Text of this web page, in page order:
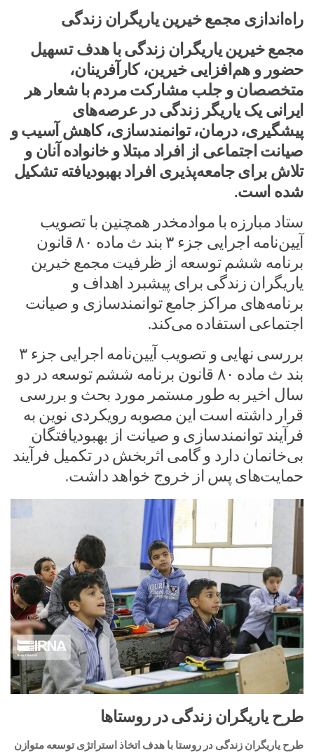
راه‌اندازی مجمع خیرین یاریگران زندگی
مجمع خیرین یاریگران زندگی با هدف تسهیل
حضور و هم‌افزایی خیرین، کارآفرینان،
متخصصان و جلب مشارکت مردم با شعار هر
ایرانی یک یاریگر زندگی در عرصه‌های
پیشگیری، درمان، توانمندسازی، کاهش آسیب و
صیانت اجتماعی از افراد مبتلا و خانواده آنان و
تلاش برای جامعه‌پذیری افراد بهبودیافته تشکیل
شده است.
ستاد مبارزه با موادمخدر همچنین با تصویب
آیین‌نامه اجرایی جزء ۳ بند ث ماده ۸۰ قانون
برنامه ششم توسعه از ظرفیت مجمع خیرین
یاریگران زندگی برای پیشبرد اهداف و
برنامه‌های مراکز جامع توانمندسازی و صیانت
اجتماعی استفاده می‌کند.
بررسی نهایی و تصویب آیین‌نامه اجرایی جزء ۳
بند ث ماده ۸۰ قانون برنامه ششم توسعه در دو
سال اخیر به طور مستمر مورد بحث و بررسی
قرار داشته است این مصوبه رویکردی نوین به
فرآیند توانمندسازی و صیانت از بهبودیافتگان
بی‌خانمان دارد و گامی اثربخش در تکمیل فرآیند
حمایت‌های پس از خروج خواهد داشت.
طرح یاریگران زندگی در روستاها
طرح یاریگران زندگی در روستا با هدف اتخاذ استراتژی توسعه متوازن